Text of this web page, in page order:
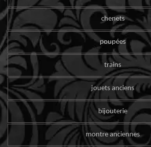
chenets
poupées
trains
jouets anciens
bijouterie
montre anciennes